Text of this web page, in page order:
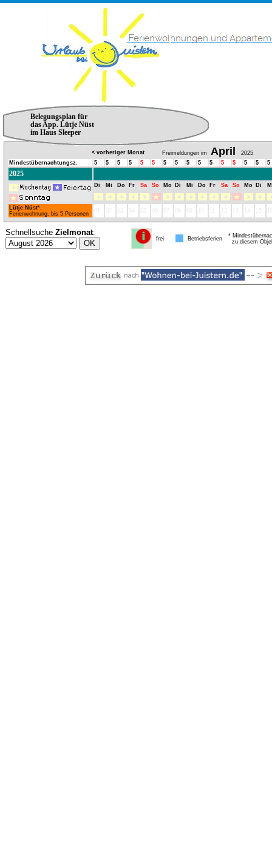
Belegungsplan für
das App. Lütje Nüst
im Haus Sleeper
< vorheriger Monat Freimeldungen im April
2025
Mindestübernachtungsz.
5 5 5 5 5 5 5 5 5 5 5 5 5 5 5 5
2025
Di Mi Do Fr Sa So Mo Di Mi Do Fr Sa So Mo Di
Lütje Nüst*,
Ferienwohnung, bis 5 Personen
Schnellsuche Zielmonat:
frei Betriebsferien
*
zu diesem